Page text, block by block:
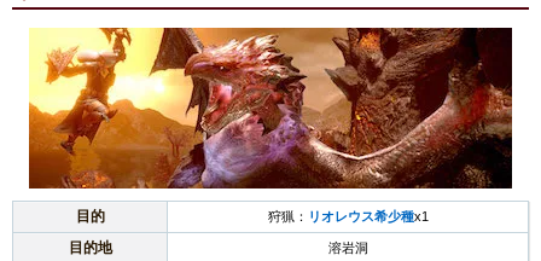
目的 狩猟： リオレウス希少種x1
目的地 溶岩洞